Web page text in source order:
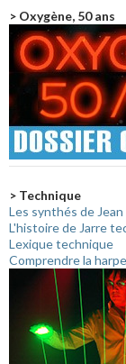
> Oxygène, 50 ans
> Technique
Les synthés de
L'histoire de Jarre
Lexique technique
Comprendre la